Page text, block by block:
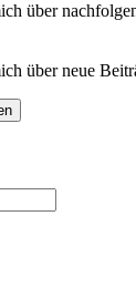
über
über neue